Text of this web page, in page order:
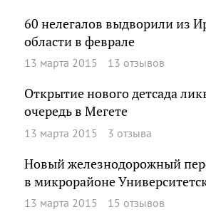
60 нелегалов выдворили из
области в феврале
13 марта 2015 13 отзывов
Открытие нового детсада
очередь в Мегете
13 марта 2015 3 отзыва
Новый железнодорожный
в микрорайоне
13 марта 2015 15 отзывов